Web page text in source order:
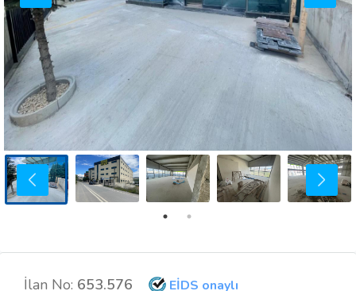
İlan No: 653.576 EİDS onaylı